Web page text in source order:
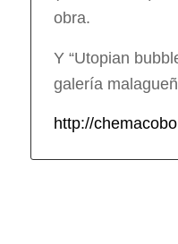
obra.
Y “Utopian
galería
http://